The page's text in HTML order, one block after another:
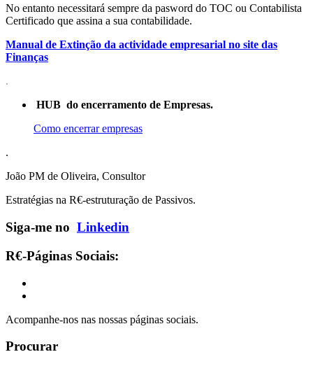
No entanto necessitará sempre da pasword do TOC ou Contabilista
Certificado que assina a sua contabilidade.
Manual de Extinção da actividade empresarial no site das
Finanças
.
HUB do encerramento de Empresas.
Como encerrar empresas
.
João PM de Oliveira, Consultor
Estratégias na R€-estruturação de Passivos.
Siga-me no Linkedin
R€-Páginas Sociais:
Acompanhe-nos nas nossas páginas sociais.
Procurar